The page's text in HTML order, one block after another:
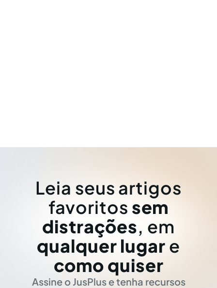
Leia seus artigos
favoritos sem
distrações, em
qualquer lugar e
como quiser
Assine o JusPlus e tenha recursos